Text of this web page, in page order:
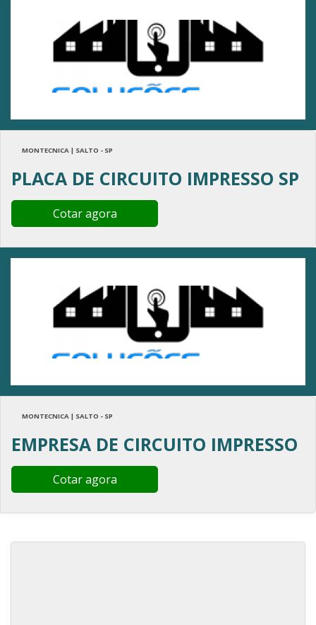
MONTECNICA | SALTO - SP
PLACA DE CIRCUITO IMPRESSO SP
Cotar agora
MONTECNICA | SALTO - SP
EMPRESA DE CIRCUITO IMPRESSO
Cotar agora